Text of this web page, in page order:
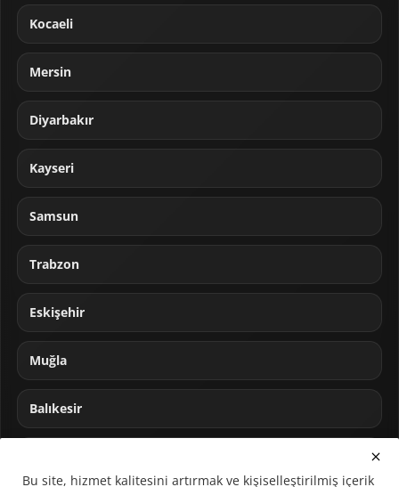
Kocaeli
Mersin
Diyarbakır
Kayseri
Samsun
Trabzon
Eskişehir
Muğla
Balıkesir
Bu site, hizmet kalitesini artırmak ve kişiselleştirilmiş içerik